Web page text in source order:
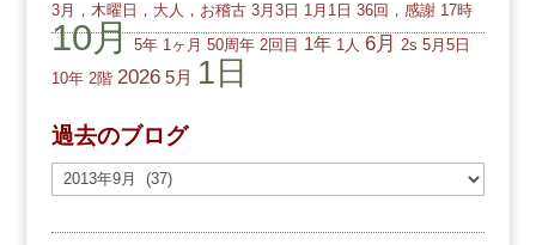
3月，木曜日，大人，お稽古 3月3日 1月1日 36回，感謝 17時
10月 5年 1ヶ月 50周年 2回目 1年 1人 6月 2s 5月5日
10年 2階 2026 5月 1日
過去のブログ
過
去
の